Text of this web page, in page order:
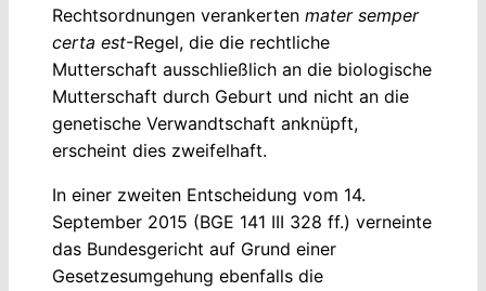
Rechtsordnungen verankerten mater semper
certa est-Regel, die die rechtliche
Mutterschaft ausschließlich an die biologische
Mutterschaft durch Geburt und nicht an die
genetische Verwandtschaft anknüpft,
erscheint dies zweifelhaft.
In einer zweiten Entscheidung vom 14.
September 2015 (BGE 141 III 328 ff.) verneinte
das Bundesgericht auf Grund einer
Gesetzesumgehung ebenfalls die